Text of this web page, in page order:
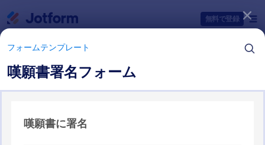
無料で登録
フォームテンプレート
嘆願書署名フォーム
フォームテンプレート
フォームテンプレートカテゴリー